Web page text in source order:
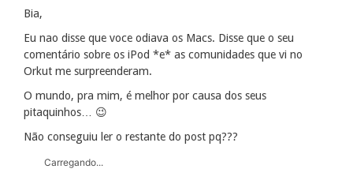
Bia,
Eu nao disse que voce odiava os Macs. Disse que o seu
comentário sobre os iPod *e* as comunidades que vi no
Orkut me surpreenderam.
O mundo, pra mim, é melhor por causa dos seus
pitaquinhos… 😉
Não conseguiu ler o restante do post pq???
Carregando...